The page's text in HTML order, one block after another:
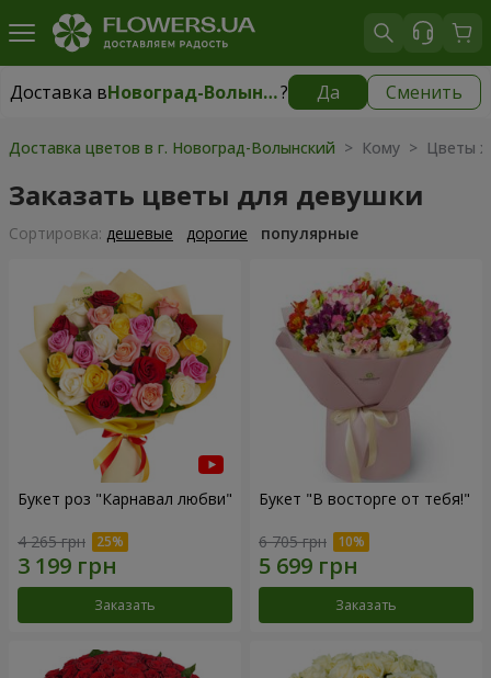
Доставка в Новоград-Волынский? Да Сменить
Доставка вНовоград-Волынский 150 грн
Доставка цветов в г. Новоград-Волынский > Кому > Цветы
Заказать цветы для девушки
Cортировка: дешевые дорогие популярные
Букет роз "Карнавал любви"
4 265 грн
Заказать
Букет "В восторге от тебя!"
6 705 грн
Заказать